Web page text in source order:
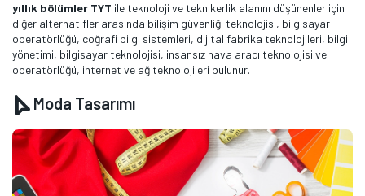
yıllık bölümler TYT ile teknoloji ve teknikerlik alanını düşünenler için
diğer alternatifler arasında bilişim güvenliği teknolojisi, bilgisayar
operatörlüğü, coğrafi bilgi sistemleri, dijital fabrika teknolojileri, bilgi
yönetimi, bilgisayar teknolojisi, insansız hava aracı teknolojisi ve
operatörlüğü, internet ve ağ teknolojileri bulunur.
Moda Tasarımı